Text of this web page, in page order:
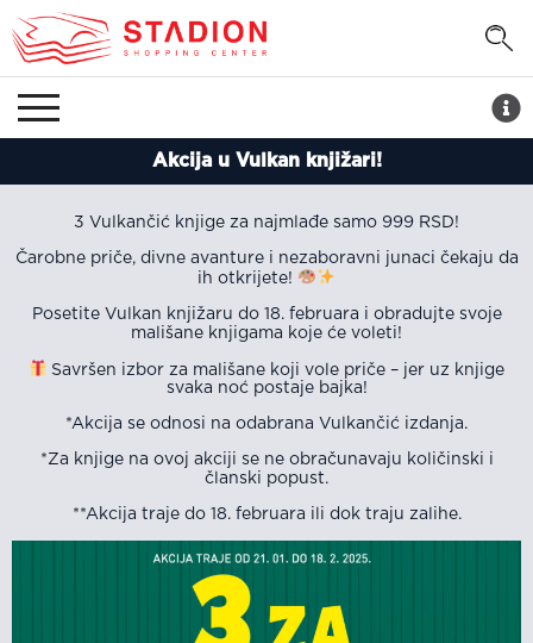
Akcija u Vulkan knjižari!
3 Vulkančić knjige za najmlađe samo 999 RSD!
Čarobne priče, divne avanture i nezaboravni junaci čekaju da
ih otkrijete!
Posetite Vulkan knjižaru do 18. februara i obradujte svoje
mališane knjigama koje će voleti!
Savršen izbor za mališane koji vole priče – jer uz knjige
svaka noć postaje bajka!
*Akcija se odnosi na odabrana Vulkančić izdanja.
*Za knjige na ovoj akciji se ne obračunavaju količinski i
članski popust.
**Akcija traje do 18. februara ili dok traju zalihe.